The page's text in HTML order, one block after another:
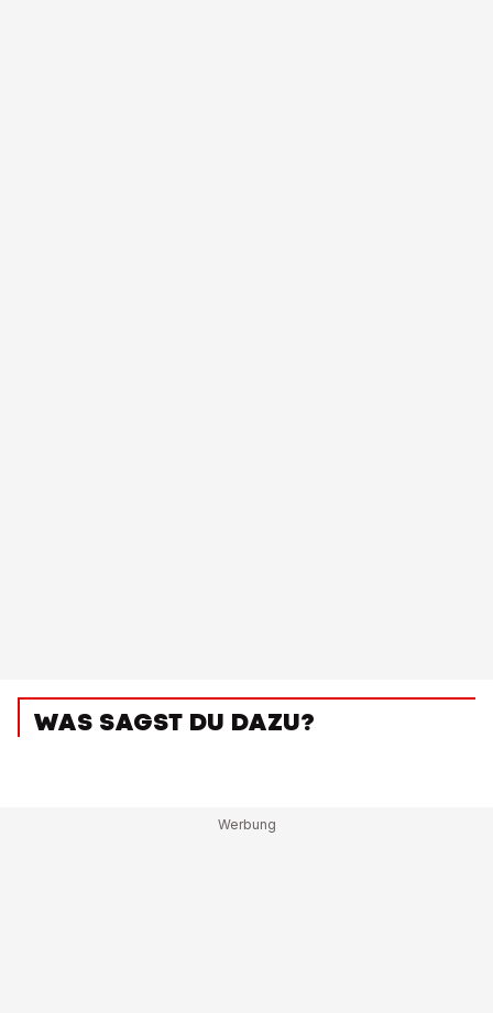
WAS SAGST DU DAZU?